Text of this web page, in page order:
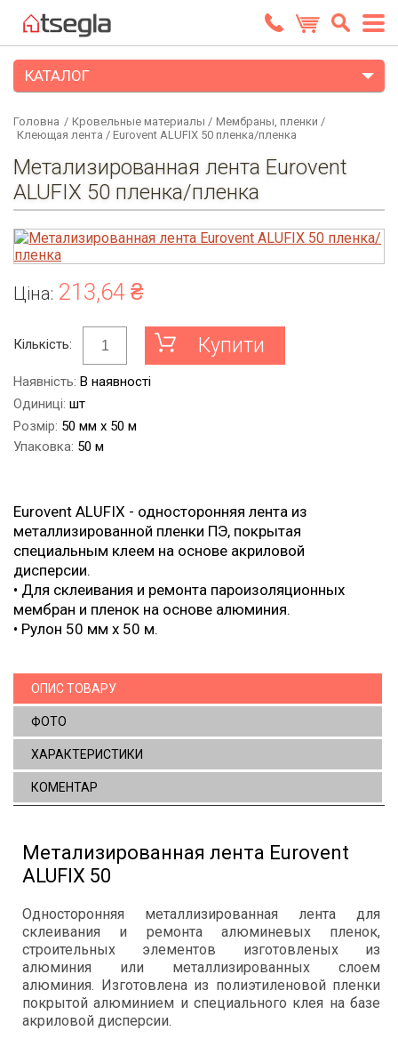
Головна / Кровельные материалы / Мембраны, пленки /
Клеющая лента / Eurovent ALUFIX 50 пленка/пленка
Метализированная лента Eurovent
ALUFIX 50 пленка/пленка
Ціна: 213,64 ₴
Кількість: Купити
Наявність: В наявності
Одиниці: шт
Розмір: 50 мм х 50 м
Упаковка: 50 м
Eurovent ALUFIX - односторонняя лента из
металлизированной пленки ПЭ, покрытая
специальным клеем на основе акриловой
дисперсии.
• Для склеивания и ремонта пароизоляционных
мембран и пленок на основе алюминия.
• Рулон 50 мм х 50 м.
ОПИС ТОВАРУ
ФОТО
ХАРАКТЕРИСТИКИ
КОМЕНТАР
Метализированная лента Eurovent
ALUFIX 50
Односторонняя металлизированная лента для
склеивания и ремонта алюминевых пленок,
строительных элементов изготовленых из
алюминия или металлизированных слоем
алюминия. Изготовлена из полиэтиленовой пленки
покрытой алюминием и специального клея на базе
акриловой дисперсии.
КАТАЛОГ